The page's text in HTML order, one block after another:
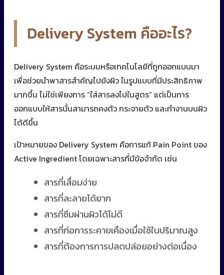
Delivery System คืออะไร?
Delivery System คือระบบหรือเทคโนโลยีที่ถูกออกแบบมา
เพื่อช่วยนำพาสารสำคัญไปยังผิว ในรูปแบบที่มีประสิทธิภาพ
มากขึ้น ไม่ใช่เพียงการ “ใส่สารลงไปในสูตร” แต่เป็นการ
ออกแบบให้สารนั้นสามารถคงตัว กระจายตัว และทำงานบนผิว
ได้ดีขึ้น
เป้าหมายของ Delivery System คือการแก้ Pain Point ของ
Active Ingredient โดยเฉพาะสารที่มีข้อจำกัด เช่น
สารที่เสื่อมง่าย
สารที่ละลายได้ยาก
สารที่ซึมผ่านผิวได้ไม่ดี
สารที่ก่อการระคายเคืองเมื่อใช้ในปริมาณสูง
สารที่ต้องการการปลดปล่อยอย่างต่อเนื่อง